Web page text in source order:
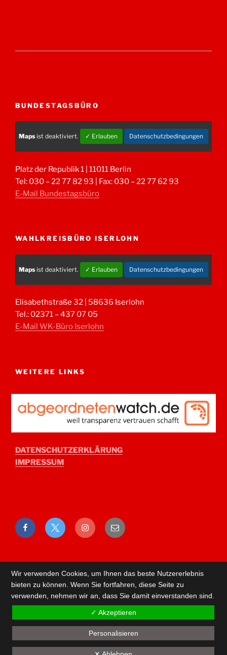
BUNDESTAGSBÜRO
Maps ist deaktiviert. ✓ Erlauben Datenschutzbedingungen
Platz der Republik 1 | 11011 Berlin
Tel: 030 – 22 77 82 93 | Fax: 030 – 22 77 62 93
E-Mail Bundestagsbüro
WAHLKREISBÜRO ISERLOHN
Maps ist deaktiviert. ✓ Erlauben Datenschutzbedingungen
Elisabethstraße 32 | 58636 Iserlohn
Tel.: 02371 – 437 07 05
E-Mail WK-Büro Iserlohn
WEITERE LINKS
DATENSCHUTZERKLÄRUNG
IMPRESSUM
FacebookTwitter Instagram
E-
Mail
Wir verwenden Cookies, um Ihnen das beste Nutzererlebnis
bieten zu können. Wenn Sie fortfahren, diese Seite zu
verwenden, nehmen wir an, dass Sie damit einverstanden sind.
✓ Akzeptieren
Personalisieren